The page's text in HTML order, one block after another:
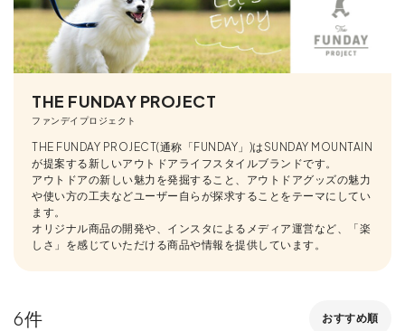
THE FUNDAY PROJECT
ファンデイプロジェクト
THE FUNDAY PROJECT(通称「FUNDAY」)はSUNDAY MOUNTAIN
が提案する新しいアウトドアライフスタイルブランドです。
アウトドアの新しい魅力を発掘すること、アウトドアグッズの魅力
や使い方の工夫などユーザー自らが探求することをテーマにしてい
ます。
オリジナル商品の開発や、インスタによるメディア運営など、「楽
しさ」を感じていただける商品や情報を提供しています。
おすすめ順
6